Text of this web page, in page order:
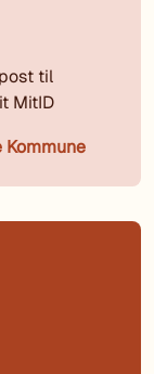
til
MitID